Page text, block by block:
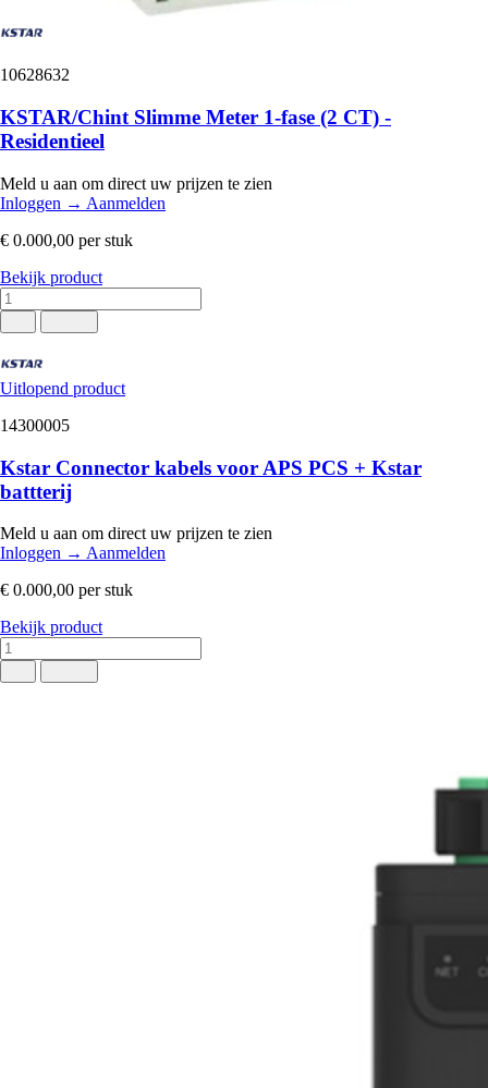
10628632
KSTAR/Chint Slimme Meter 1‑fase (2 CT) -
Residentieel
Meld u aan om direct uw prijzen te zien
Inloggen → Aanmelden
€ 0.000,00 per stuk
Bekijk product
Uitlopend product
14300005
Kstar Connector kabels voor APS PCS + Kstar
battterij
Meld u aan om direct uw prijzen te zien
Inloggen → Aanmelden
€ 0.000,00 per stuk
Bekijk product